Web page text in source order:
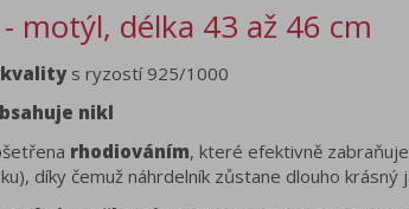
motýl, délka 43 až 46 cm
s ryzostí 925/1000
nikl
rhodiováním, které efektivně
díky čemuž náhrdelník zůstane dlouho krásný